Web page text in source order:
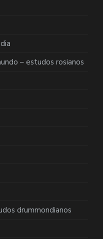
– estudos rosianos
drummondianos